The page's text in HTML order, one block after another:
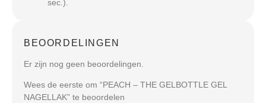
sec.).
BEOORDELINGEN
Er zijn nog geen beoordelingen.
Wees de eerste om “PEACH – THE GELBOTTLE GEL
NAGELLAK” te beoordelen